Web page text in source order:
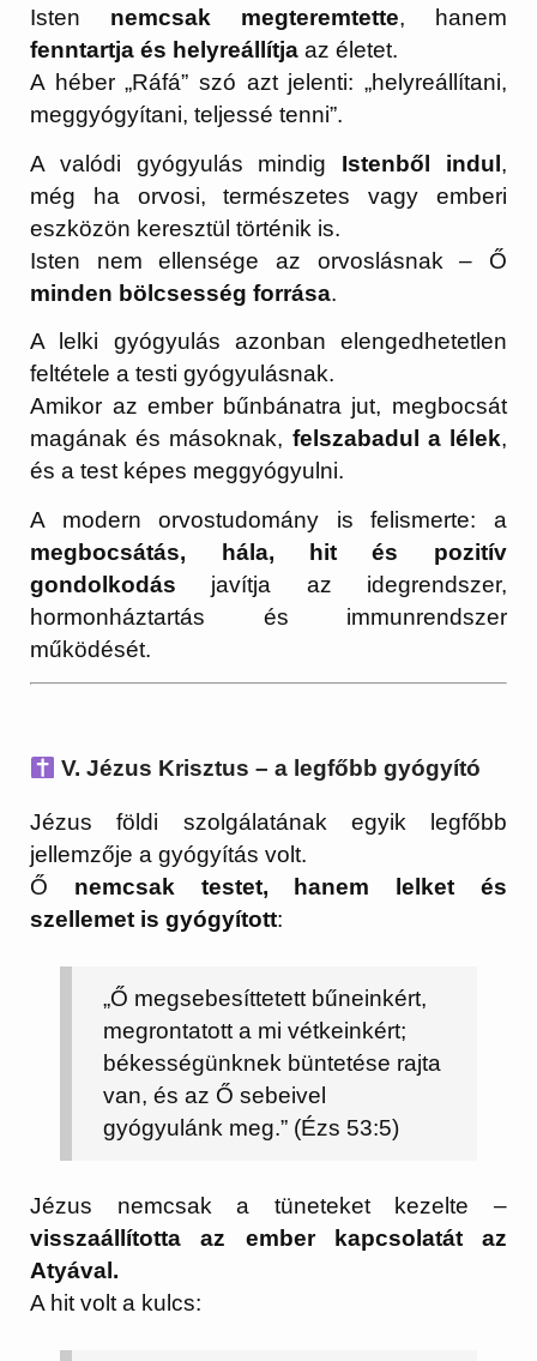
Isten nemcsak megteremtette, hanem
fenntartja és helyreállítja az életet.
A héber „Ráfá” szó azt jelenti: „helyreállítani,
meggyógyítani, teljessé tenni”.
A valódi gyógyulás mindig Istenből indul,
még ha orvosi, természetes vagy emberi
eszközön keresztül történik is.
Isten nem ellensége az orvoslásnak – Ő
minden bölcsesség forrása.
A lelki gyógyulás azonban elengedhetetlen
feltétele a testi gyógyulásnak.
Amikor az ember bűnbánatra jut, megbocsát
magának és másoknak, felszabadul a lélek,
és a test képes meggyógyulni.
A modern orvostudomány is felismerte: a
megbocsátás, hála, hit és pozitív
gondolkodás javítja az idegrendszer,
hormonháztartás és immunrendszer
működését.
V. Jézus Krisztus – a legfőbb gyógyító
Jézus földi szolgálatának egyik legfőbb
jellemzője a gyógyítás volt.
Ő nemcsak testet, hanem lelket és
szellemet is gyógyított:
„Ő megsebesíttetett bűneinkért,
megrontatott a mi vétkeinkért;
békességünknek büntetése rajta
van, és az Ő sebeivel
gyógyulánk meg.” (Ézs 53:5)
Jézus nemcsak a tüneteket kezelte –
visszaállította az ember kapcsolatát az
Atyával.
A hit volt a kulcs: